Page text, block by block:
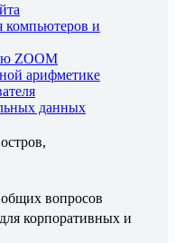
и
ZOOM
арифметике
данных
вопросов
корпоративных и